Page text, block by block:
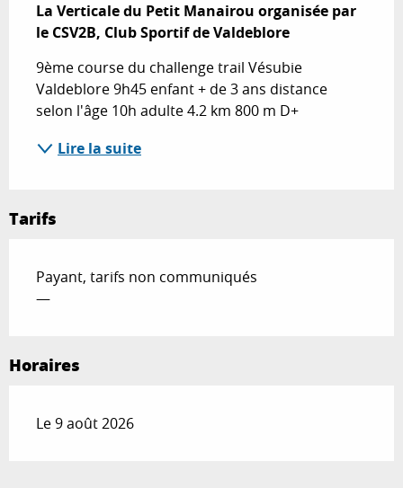
La Verticale du Petit Manairou organisée par
le CSV2B, Club Sportif de Valdeblore
9ème course du challenge trail Vésubie
Valdeblore 9h45 enfant + de 3 ans distance
selon l'âge 10h adulte 4.2 km 800 m D+
Lire la suite
Tarifs
Payant, tarifs non communiqués
—
Horaires
Le 9 août 2026